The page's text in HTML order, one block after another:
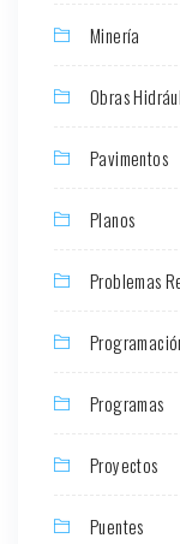
Minería
Obras
Pavimentos
Planos
Problemas
Programas
Proyectos
Puentes